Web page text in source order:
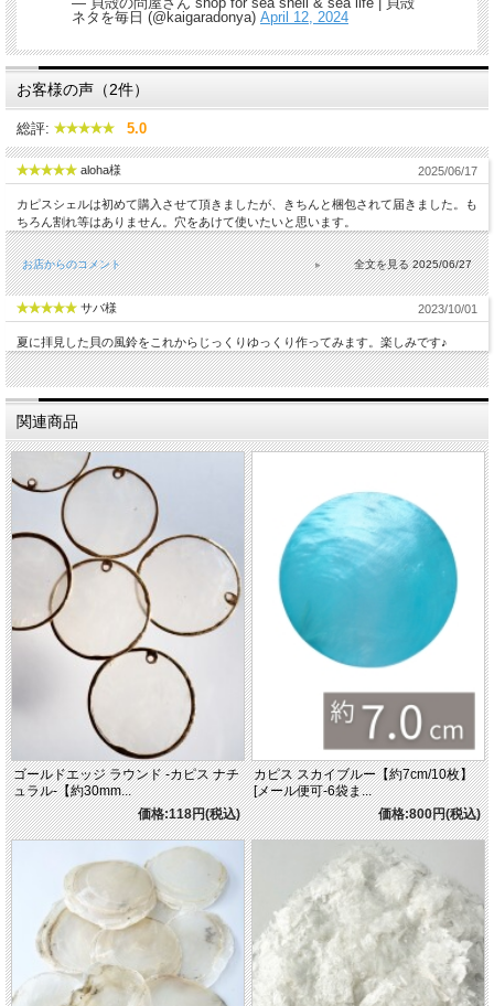
ネタを毎日 (@kaigaradonya) April 12, 2024
お客様の声（2件）
総評: 5.0
aloha様 2025/06/17
カピスシェルは初めて購入させて頂きましたが、きちんと梱包されて届きました。も
ちろん割れ等はありません。穴をあけて使いたいと思います。
お店からのコメント 2025/06/27
サバ様 2023/10/01
夏に拝見した貝の風鈴をこれからじっくりゆっくり作ってみます。楽しみです♪
関連商品
ゴールドエッジ ラウンド -カピス ナチ
ュラル-【約30mm...
価格:118円(税込)
カピス スカイブルー【約7cm/10枚】
[メール便可-6袋ま...
価格:800円(税込)